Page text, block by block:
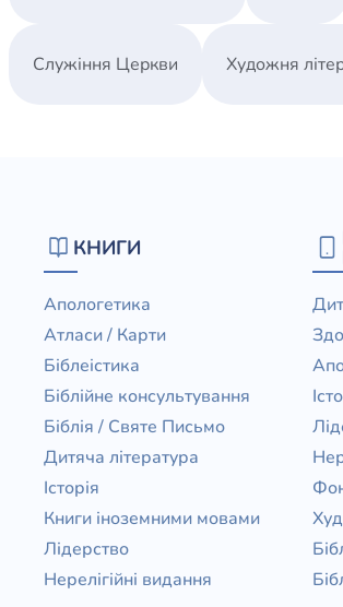
Служіння Церкви Художня
КНИГИ
Апологетика
Атласи / Карти
Біблеістика
Біблійне консультування
Біблія / Святе Письмо
Дитяча література
Історія
Книги іноземними мовами
Лідерство
Нерелігійні видання